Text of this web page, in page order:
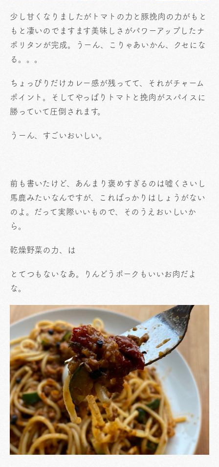
少し甘くなりましたがトマトの力と豚挽肉の力がもと
もと凄いのでますます美味しさがパワーアップしたナ
ポリタンが完成。うーん、こりゃあいかん、クセにな
る。。。
ちょっぴりだけカレー感が残ってて、それがチャーム
ポイント。そしてやっぱりトマトと挽肉がスパイスに
勝っていて圧倒されます。
うーん、すごいおいしい。
前も書いたけど、あんまり褒めすぎるのは嘘くさいし
馬鹿みたいなんですが、こればっかりはしょうがない
のよ。だって実際いいもので、そのうえおいしいか
ら。
乾燥野菜の力、は
とてつもないなあ。りんどうポークもいいお肉だよ
な。